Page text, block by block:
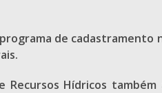
de
Recursos Hídricos